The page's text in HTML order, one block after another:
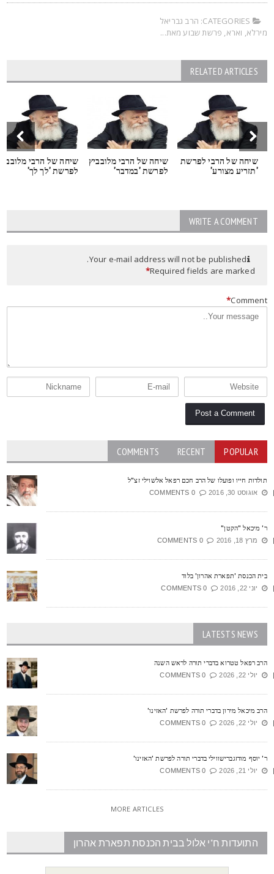
CATEGORIES:
הרב גבריאל
,וארא,פרשת שבוע מאת...
RELATED ARTICLES
שיחה של הרבי לפרשת
'תזריע מצורע'
שיחה של הרבי מלובביץ
לפרשת 'במדבר'
שיחה של הרבי מלובביץ
לפרשת 'לך לך'
WRITE A COMMENT
Your e-mail address will not be published.
Required fields are marked
*
*
POPULAR
RECENT
COMMENTS
חייו ופועלו של הרב חכם רפאל אלשוילי זצ"ל
אוגוסט 30, 2016 0 COMMENTS
מיכאל "הקטן"
מרץ 18, 2016 0 COMMENTS
הכנסת 'תפארת אהרון' בלוד
יוני 22, 2016 0 COMMENTS
LATESTS NEWS
רפאל טטרוא בדברי תורה לראש השנה
יולי 22, 2026 0 COMMENTS
מיכאל מירון בדברי תורה לפרשת 'האזינו'
יולי 22, 2026 0 COMMENTS
יוסף מודזגברישווילי בדברי תורה לפרשת 'האזינו'
יולי 21, 2026 0 COMMENTS
MORE ARTICLES
התועדות ח"י אלול בבית הכנסת תפארת אהרון